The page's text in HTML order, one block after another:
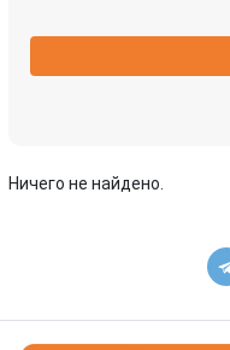
Ничего не найдено.